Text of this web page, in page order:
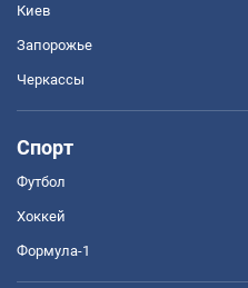
Киев
Запорожье
Черкассы
Спорт
Футбол
Хоккей
Формула-1